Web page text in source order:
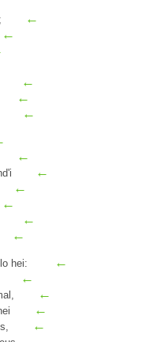
; ←
←
←
←
←
'i ←
←
hei: ←
←
←
←
←